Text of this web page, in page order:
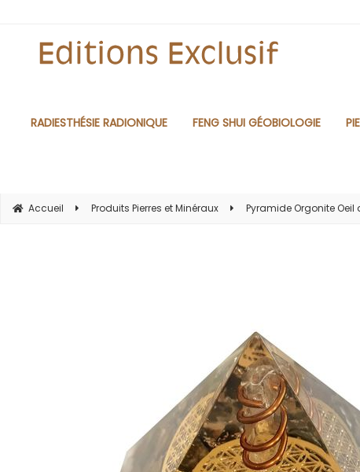
RADIESTHÉSIE RADIONIQUE FENG SHUI GÉOBIOLOGIE
Accueil Produits Pierres et Minéraux Pyramide Orgonite Oeil